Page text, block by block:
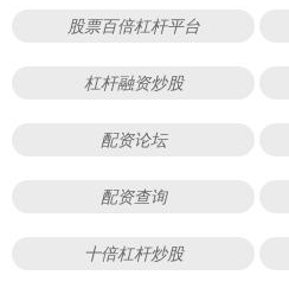
股票百倍杠杆平台
杠杆融资炒股
配资论坛
配资查询
十倍杠杆炒股